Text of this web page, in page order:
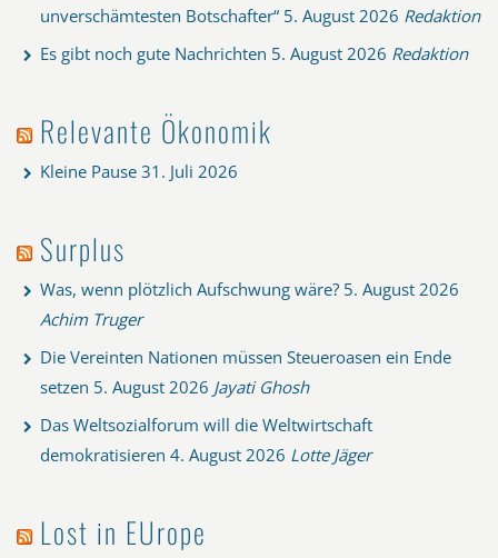
unverschämtesten Botschafter“ 5. August 2026 Redaktion
Es gibt noch gute Nachrichten 5. August 2026 Redaktion
Relevante Ökonomik
Kleine Pause 31. Juli 2026
Surplus
Was, wenn plötzlich Aufschwung wäre? 5. August 2026
Achim Truger
Die Vereinten Nationen müssen Steueroasen ein Ende
setzen 5. August 2026 Jayati Ghosh
Das Weltsozialforum will die Weltwirtschaft
demokratisieren 4. August 2026 Lotte Jäger
Lost in EUrope